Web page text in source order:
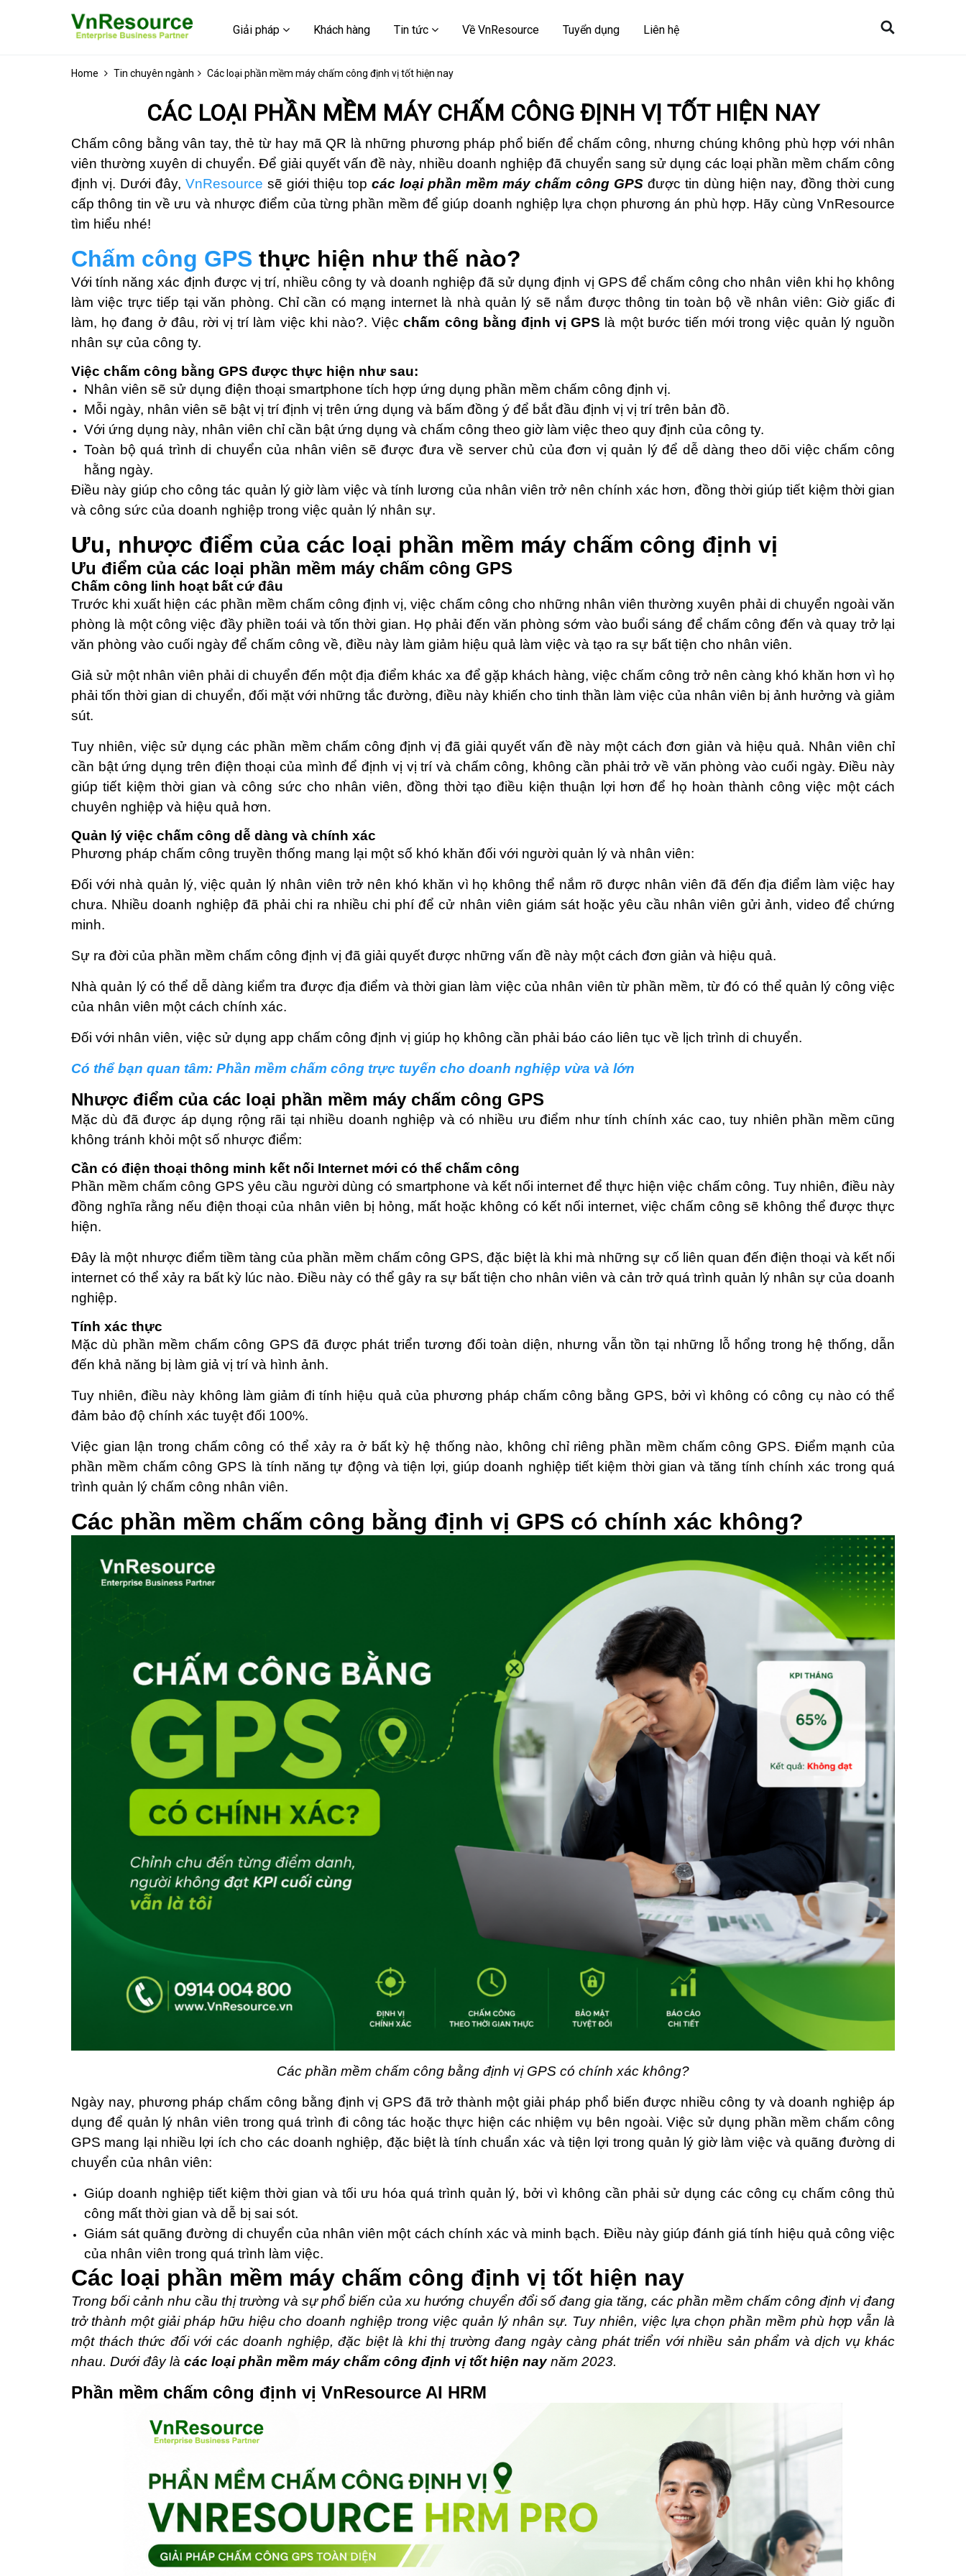
Giải pháp Khách hàng Tin tức Về VnResource Tuyển dụng Liên hệ
Home Tin chuyên ngành Các loại phần mềm máy chấm công định vị tốt hiện nay
CÁC LOẠI PHẦN MỀM MÁY CHẤM CÔNG ĐỊNH VỊ TỐT HIỆN NAY
Chấm công bằng vân tay, thẻ từ hay mã QR là những phương pháp phổ biến để chấm công, nhưng chúng không phù hợp với nhân
viên thường xuyên di chuyển. Để giải quyết vấn đề này, nhiều doanh nghiệp đã chuyển sang sử dụng các loại phần mềm chấm công
định vị. Dưới đây, VnResource sẽ giới thiệu top các loại phần mềm máy chấm công GPS được tin dùng hiện nay, đồng thời cung
cấp thông tin về ưu và nhược điểm của từng phần mềm để giúp doanh nghiệp lựa chọn phương án phù hợp. Hãy cùng VnResource
tìm hiểu nhé!
Chấm công GPS thực hiện như thế nào?
Với tính năng xác định được vị trí, nhiều công ty và doanh nghiệp đã sử dụng định vị GPS để chấm công cho nhân viên khi họ không
làm việc trực tiếp tại văn phòng. Chỉ cần có mạng internet là nhà quản lý sẽ nắm được thông tin toàn bộ về nhân viên: Giờ giấc đi
làm, họ đang ở đâu, rời vị trí làm việc khi nào?. Việcchấm công bằng định vị GPS là một bước tiến mới trong việc quản lý nguồn
nhân sự của công ty.
Việc chấm công bằng GPS được thực hiện như sau:
Nhân viên sẽ sử dụng điện thoại smartphone tích hợp ứng dụng phần mềm chấm công định vị.
Mỗi ngày, nhân viên sẽ bật vị trí định vị trên ứng dụng và bấm đồng ý để bắt đầu định vị vị trí trên bản đồ.
Với ứng dụng này, nhân viên chỉ cần bật ứng dụng và chấm công theo giờ làm việc theo quy định của công ty.
Toàn bộ quá trình di chuyển của nhân viên sẽ được đưa về server chủ của đơn vị quản lý để dễ dàng theo dõi việc chấm công
hằng ngày.
Điều này giúp cho công tác quản lý giờ làm việc và tính lương của nhân viên trở nên chính xác hơn, đồng thời giúp tiết kiệm thời gian
và công sức của doanh nghiệp trong việc quản lý nhân sự.
Ưu, nhược điểm của các loại phần mềm máy chấm công định vị
Ưu điểm của các loại phần mềm máy chấm công GPS
Chấm công linh hoạt bất cứ đâu
Trước khi xuất hiện các phần mềm chấm công định vị, việc chấm công cho những nhân viên thường xuyên phải di chuyển ngoài văn
phòng là một công việc đầy phiền toái và tốn thời gian. Họ phải đến văn phòng sớm vào buổi sáng để chấm công đến và quay trở lại
văn phòng vào cuối ngày để chấm công về, điều này làm giảm hiệu quả làm việc và tạo ra sự bất tiện cho nhân viên.
Giả sử một nhân viên phải di chuyển đến một địa điểm khác xa để gặp khách hàng, việc chấm công trở nên càng khó khăn hơn vì họ
phải tốn thời gian di chuyển, đối mặt với những tắc đường, điều này khiến cho tinh thần làm việc của nhân viên bị ảnh hưởng và giảm
sút.
Tuy nhiên, việc sử dụng các phần mềm chấm công định vị đã giải quyết vấn đề này một cách đơn giản và hiệu quả. Nhân viên chỉ
cần bật ứng dụng trên điện thoại của mình để định vị vị trí và chấm công, không cần phải trở về văn phòng vào cuối ngày. Điều này
giúp tiết kiệm thời gian và công sức cho nhân viên, đồng thời tạo điều kiện thuận lợi hơn để họ hoàn thành công việc một cách
chuyên nghiệp và hiệu quả hơn.
Quản lý việc chấm công dễ dàng và chính xác
Phương pháp chấm công truyền thống mang lại một số khó khăn đối với người quản lý và nhân viên:
Đối với nhà quản lý, việc quản lý nhân viên trở nên khó khăn vì họ không thể nắm rõ được nhân viên đã đến địa điểm làm việc hay
chưa. Nhiều doanh nghiệp đã phải chi ra nhiều chi phí để cử nhân viên giám sát hoặc yêu cầu nhân viên gửi ảnh, video để chứng
minh.
Sự ra đời của phần mềm chấm công định vị đã giải quyết được những vấn đề này một cách đơn giản và hiệu quả.
Nhà quản lý có thể dễ dàng kiểm tra được địa điểm và thời gian làm việc của nhân viên từ phần mềm, từ đó có thể quản lý công việc
của nhân viên một cách chính xác.
Đối với nhân viên, việc sử dụng app chấm công định vị giúp họ không cần phải báo cáo liên tục về lịch trình di chuyển.
Có thể bạn quan tâm: Phần mềm chấm công trực tuyến cho doanh nghiệp vừa và lớn
Nhược điểm của các loại phần mềm máy chấm công GPS
Mặc dù đã được áp dụng rộng rãi tại nhiều doanh nghiệp và có nhiều ưu điểm như tính chính xác cao, tuy nhiên phần mềm cũng
không tránh khỏi một số nhược điểm:
Cần có điện thoại thông minh kết nối Internet mới có thể chấm công
Phần mềm chấm công GPS yêu cầu người dùng có smartphone và kết nối internet để thực hiện việc chấm công. Tuy nhiên, điều này
đồng nghĩa rằng nếu điện thoại của nhân viên bị hỏng, mất hoặc không có kết nối internet, việc chấm công sẽ không thể được thực
hiện.
Đây là một nhược điểm tiềm tàng của phần mềm chấm công GPS, đặc biệt là khi mà những sự cố liên quan đến điện thoại và kết nối
internet có thể xảy ra bất kỳ lúc nào. Điều này có thể gây ra sự bất tiện cho nhân viên và cản trở quá trình quản lý nhân sự của doanh
nghiệp.
Tính xác thực
Mặc dù phần mềm chấm công GPS đã được phát triển tương đối toàn diện, nhưng vẫn tồn tại những lỗ hổng trong hệ thống, dẫn
đến khả năng bị làm giả vị trí và hình ảnh.
Tuy nhiên, điều này không làm giảm đi tính hiệu quả của phương pháp chấm công bằng GPS, bởi vì không có công cụ nào có thể
đảm bảo độ chính xác tuyệt đối 100%.
Việc gian lận trong chấm công có thể xảy ra ở bất kỳ hệ thống nào, không chỉ riêng phần mềm chấm công GPS. Điểm mạnh của
phần mềm chấm công GPS là tính năng tự động và tiện lợi, giúp doanh nghiệp tiết kiệm thời gian và tăng tính chính xác trong quá
trình quản lý chấm công nhân viên.
Các phần mềm chấm công bằng định vị GPS có chính xác không?
Các phần mềm chấm công bằng định vị GPS có chính xác không?
Ngày nay, phương pháp chấm công bằng định vị GPS đã trở thành một giải pháp phổ biến được nhiều công ty và doanh nghiệp áp
dụng để quản lý nhân viên trong quá trình đi công tác hoặc thực hiện các nhiệm vụ bên ngoài. Việc sử dụng phần mềm chấm công
GPS mang lại nhiều lợi ích cho các doanh nghiệp, đặc biệt là tính chuẩn xác và tiện lợi trong quản lý giờ làm việc và quãng đường di
chuyển của nhân viên:
Giúp doanh nghiệp tiết kiệm thời gian và tối ưu hóa quá trình quản lý, bởi vì không cần phải sử dụng các công cụ chấm công thủ
công mất thời gian và dễ bị sai sót.
Giám sát quãng đường di chuyển của nhân viên một cách chính xác và minh bạch. Điều này giúp đánh giá tính hiệu quả công việc
của nhân viên trong quá trình làm việc.
Các loại phần mềm máy chấm công định vị tốt hiện nay
Trong bối cảnh nhu cầu thị trường và sự phổ biến của xu hướng chuyển đổi số đang gia tăng, các phần mềm chấm công định vị đang
trở thành một giải pháp hữu hiệu cho doanh nghiệp trong việc quản lý nhân sự. Tuy nhiên, việc lựa chọn phần mềm phù hợp vẫn là
một thách thức đối với các doanh nghiệp, đặc biệt là khi thị trường đang ngày càng phát triển với nhiều sản phẩm và dịch vụ khác
nhau. Dưới đây là các loại phần mềm máy chấm công định vị tốt hiện naynăm 2023.
Phần mềm chấm công định vị VnResource AI HRM